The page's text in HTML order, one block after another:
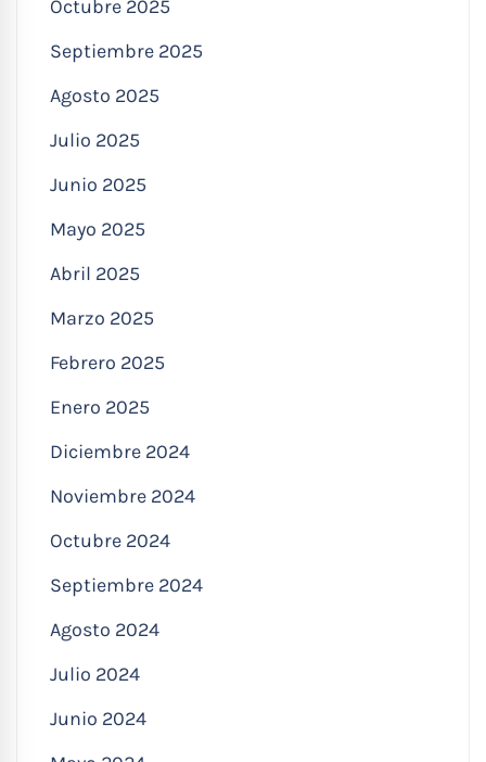
Octubre 2025
Septiembre 2025
Agosto 2025
Julio 2025
Junio 2025
Mayo 2025
Abril 2025
Marzo 2025
Febrero 2025
Enero 2025
Diciembre 2024
Noviembre 2024
Octubre 2024
Septiembre 2024
Agosto 2024
Julio 2024
Junio 2024